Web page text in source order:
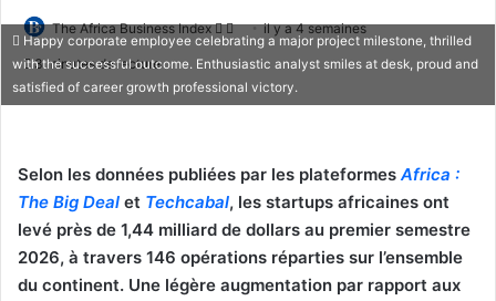
The Africa Business Index
Follow
X
Envoyer
courriel
il y a 4 semaines
3 minutes de lecture
Happy corporate employee celebrating a major project milestone, thrilled
with the successful outcome. Enthusiastic analyst smiles at desk, proud and
satisfied of career growth professional victory.
Selon les données publiées par les plateformesAfrica :
The Big Deal et Techcabal, les startups africaines ont
levé près de 1,44 milliard de dollars au premier semestre
2026, à travers 146 opérations réparties sur l’ensemble
du continent. Une légère augmentation par rapport aux